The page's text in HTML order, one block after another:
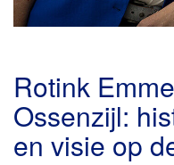
Rotink
Ossenzijl:
en visie op